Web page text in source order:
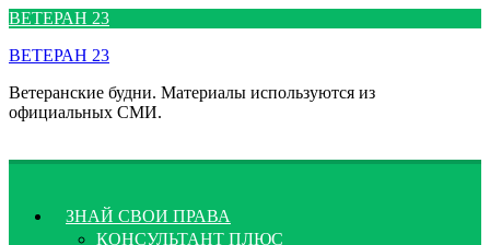
Перейти
содержимому
ВЕТЕРАН 23
ВЕТЕРАН 23
Ветеранские будни. Материалы используются из
официальных СМИ.
ЗНАЙ СВОИ ПРАВА
КОНСУЛЬТАНТ ПЛЮС